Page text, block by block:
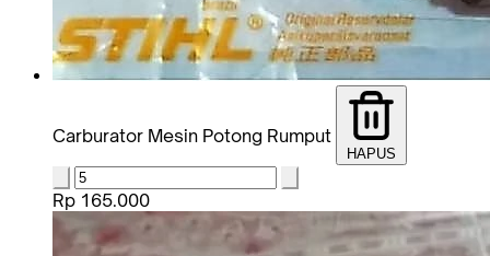
Carburator Mesin Potong Rumput
HAPUS
Rp 165.000